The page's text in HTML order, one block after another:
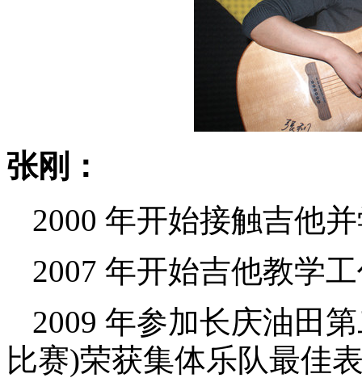
张刚：
2000 年开始接触吉他
2007 年开始吉他教学
2009 年参加长庆油田
比赛)荣获集体乐队最佳